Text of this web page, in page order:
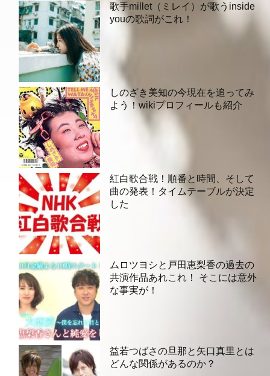
歌手millet（ミレイ）が歌うinside
youの歌詞がこれ！
しのざき美知の今現在を追ってみ
よう！wikiプロフィールも紹介
紅白歌合戦！順番と時間、そして
曲の発表！タイムテーブルが決定
した
ムロツヨシと戸田恵梨香の過去の
共演作品あれこれ！ そこには意外
な事実が！
益若つばさの旦那と矢口真里とは
どんな関係があるのか？